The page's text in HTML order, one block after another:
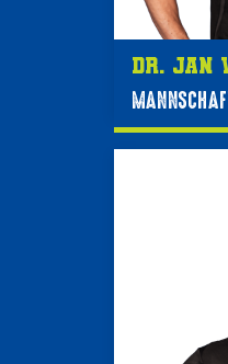
Dr. Jan